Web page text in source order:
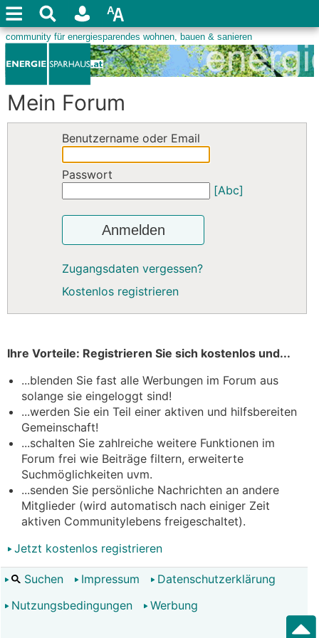
Mein Forum
Benutzername oder Email
Passwort
[Abc]
Anmelden
Zugangsdaten vergessen?
Kostenlos registrieren
Ihre Vorteile: Registrieren Sie sich kostenlos und...
...blenden Sie fast alle Werbungen im Forum aus
solange sie eingeloggt sind!
...werden Sie ein Teil einer aktiven und hilfsbereiten
Gemeinschaft!
...schalten Sie zahlreiche weitere Funktionen im
Forum frei wie Beiträge filtern, erweiterte
Suchmöglichkeiten uvm.
...senden Sie persönliche Nachrichten an andere
Mitglieder (wird automatisch nach einiger Zeit
aktiven Communitylebens freigeschaltet).
Jetzt kostenlos registrieren
Suchen Impressum
Datenschutzerklärung
Nutzungsbedingungen
Werbung